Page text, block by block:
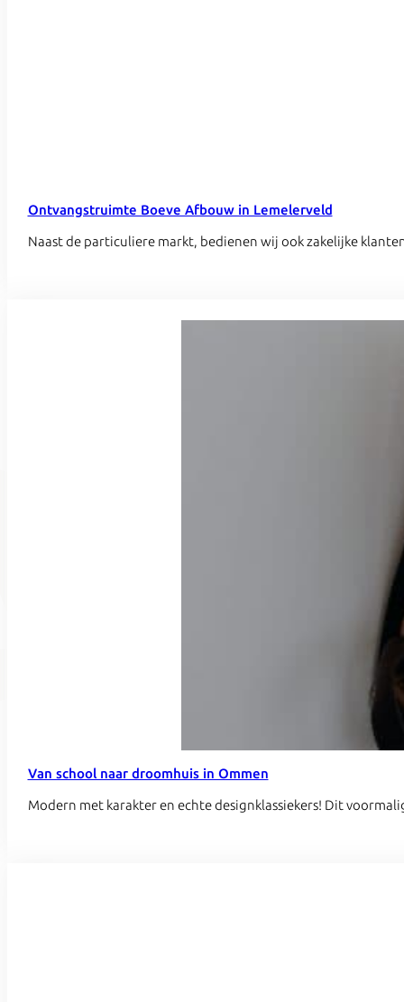
Ontvangstruimte Boeve Afbouw in Lemelerveld
Naast de particuliere markt, bedienen wij ook zakelijke
Van school naar droomhuis in Ommen
Modern met karakter en echte designklassiekers! Dit